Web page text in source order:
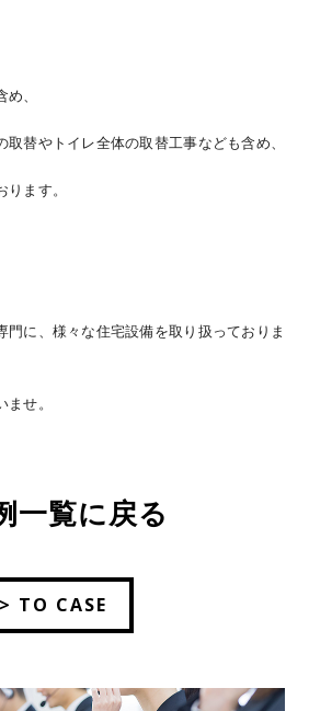
、
替やトイレ全体の取替工事なども含め、
ます。
門に、様々な住宅設備を取り扱っておりま
せ。
一覧に戻る
> TO CASE